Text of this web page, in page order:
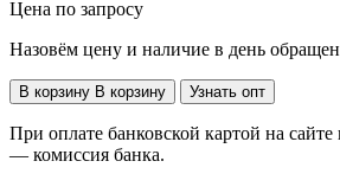
Цена по запросу
Назовём цену и наличие в день
В корзину В корзину Узнать опт
При оплате банковской картой на сайте
— комиссия банка.